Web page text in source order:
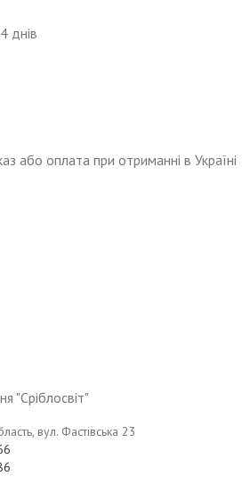
днів
або оплата при отриманні в Україні
"Сріблосвіт"
вул. Фастівська 23